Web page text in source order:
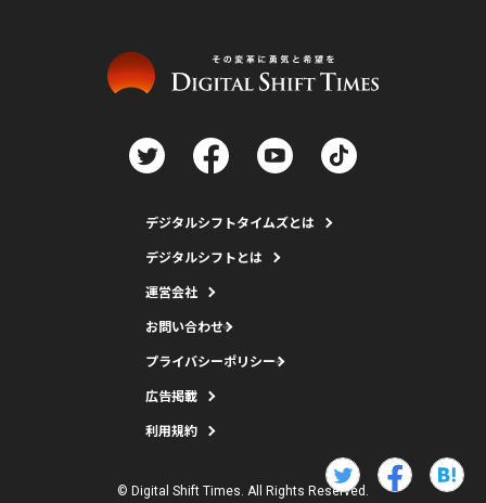
デジタルシフトタイムズとは
デジタルシフトとは
運営会社
お問い合わせ
プライバシーポリシー
広告掲載
利用規約
© Digital Shift Times. All Rights Reserved.